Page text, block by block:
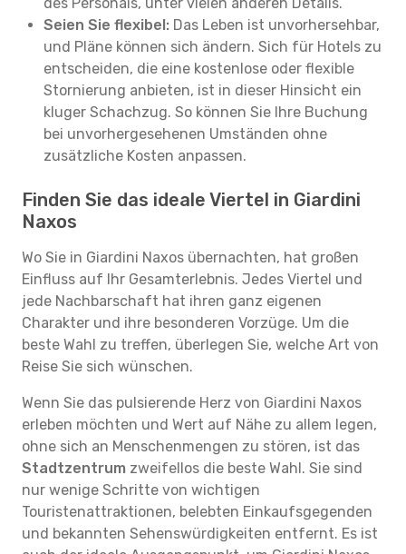
Seien Sie flexibel: Das Leben ist unvorhersehbar,
und Pläne können sich ändern. Sich für Hotels zu
entscheiden, die eine kostenlose oder flexible
Stornierung anbieten, ist in dieser Hinsicht ein
kluger Schachzug. So können Sie Ihre Buchung
bei unvorhergesehenen Umständen ohne
zusätzliche Kosten anpassen.
Finden Sie das ideale Viertel in Giardini
Naxos
Wo Sie in Giardini Naxos übernachten, hat großen
Einfluss auf Ihr Gesamterlebnis. Jedes Viertel und
jede Nachbarschaft hat ihren ganz eigenen
Charakter und ihre besonderen Vorzüge. Um die
beste Wahl zu treffen, überlegen Sie, welche Art von
Reise Sie sich wünschen.
Wenn Sie das pulsierende Herz von Giardini Naxos
erleben möchten und Wert auf Nähe zu allem legen,
ohne sich an Menschenmengen zu stören, ist das
Stadtzentrum zweifellos die beste Wahl. Sie sind
nur wenige Schritte von wichtigen
Touristenattraktionen, belebten Einkaufsgegenden
und bekannten Sehenswürdigkeiten entfernt. Es ist